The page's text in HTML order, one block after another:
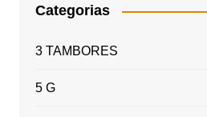
Categorias
3 TAMBORES
5 G